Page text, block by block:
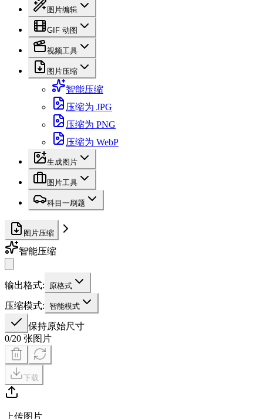
图片编辑
GIF 动图
视频工具
图片压缩
智能压缩
压缩为 JPG
压缩为 PNG
压缩为 WebP
生成图片
图片工具
科目一刷题
图片压缩
智能压缩
输出格式: 原格式
压缩模式: 智能模式
保持原始尺寸
0/20 张图片
下载
上传图片